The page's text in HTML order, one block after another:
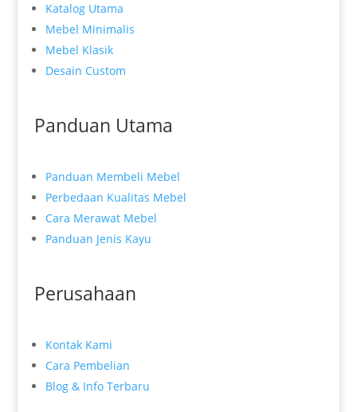
Katalog Utama
Mebel Minimalis
Mebel Klasik
Desain Custom
Panduan Utama
Panduan Membeli Mebel
Perbedaan Kualitas Mebel
Cara Merawat Mebel
Panduan Jenis Kayu
Perusahaan
Kontak Kami
Cara Pembelian
Blog & Info Terbaru